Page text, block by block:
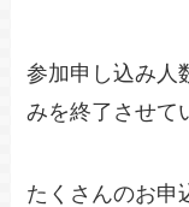
参加申し込み人
みを終了させて
たくさんのお申